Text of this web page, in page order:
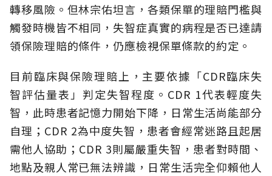
轉移風險。但林宗佑坦言，各類保單的理賠門檻與
觸發時機皆不相同，失智症真實的病程是否已達請
領保險理賠的條件，仍應檢視保單條款的約定。
目前臨床與保險理賠上，主要依據「CDR臨床失
智評估量表」判定失智程度。CDR 1代表輕度失
智，此時患者記憶力開始下降，日常生活尚能部分
自理；CDR 2為中度失智，患者會經常迷路且起居
需他人協助；CDR 3則屬嚴重失智，患者對時間、
地點及親人常已無法辨識，日常生活完全仰賴他人